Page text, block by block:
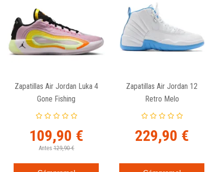
Zapatillas Air Jordan Luka 4
Gone Fishing
109,90 €
Antes 129,90 €
Zapatillas Air Jordan 12
Retro Melo
229,90 €